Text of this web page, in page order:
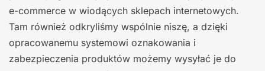
e-commerce w wiodących sklepach internetowych.
Tam również odkryliśmy wspólnie niszę, a dzięki
opracowanemu systemowi oznakowania i
zabezpieczenia produktów możemy wysyłać je do